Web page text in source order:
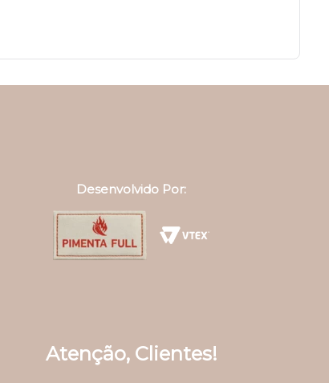
Desenvolvido Por:
Atenção, Clientes!